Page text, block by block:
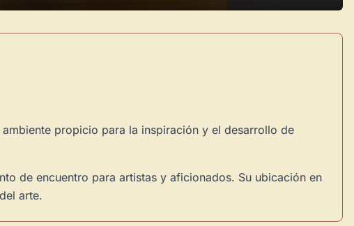
propicio para la inspiración y el desarrollo de
de encuentro para artistas y aficionados. Su ubicación en
arte.